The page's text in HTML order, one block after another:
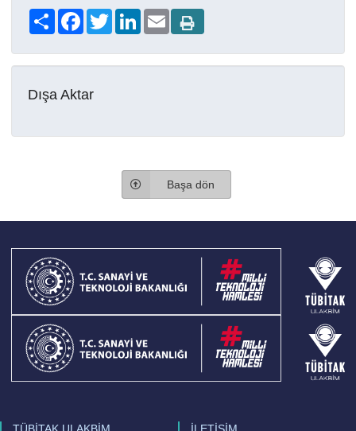
Share FacebookTwitterLinkedIn
Email
Dışa Aktar
Başa dön